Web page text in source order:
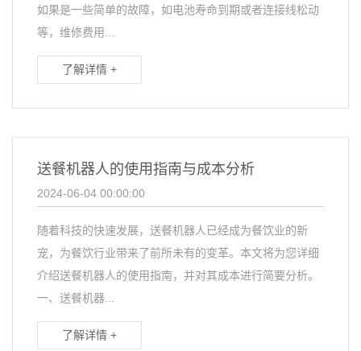
如果是一些简单的故障，如电池寿命到期或者连接线松动
等，维修费用...
了解详情 +
送餐机器人的使用指南与成本分析
2024-06-04 00:00:00
随着科技的快速发展，送餐机器人已经成为餐饮业的新
宠，为餐饮行业带来了前所未有的变革。本文将为您详细
介绍送餐机器人的使用指南，并对其成本进行简要分析。
一、送餐机器...
了解详情 +